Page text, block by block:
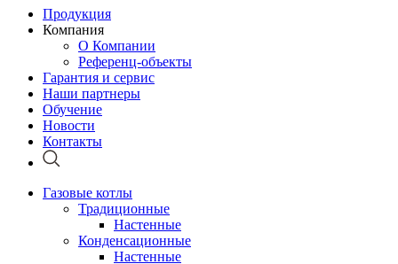
Продукция
Компания
О Компании
Референц-объекты
Гарантия и сервис
Наши партнеры
Обучение
Новости
Контакты
Газовые котлы
Традиционные
Настенные
Конденсационные
Настенные